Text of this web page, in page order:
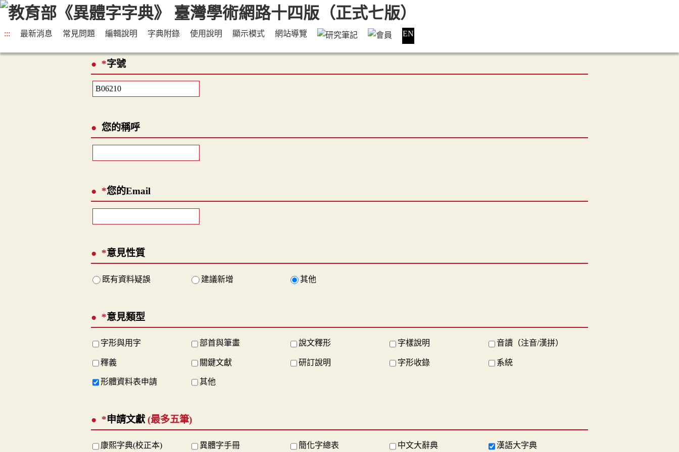
::: 最新消息 常見問題 編輯說明 字典附錄 使用說明 顯示模式 網站導覽 EN
*字號
您的稱呼
*您的Email
*意見性質
既有資料疑誤 建議新增 其他
*意見類型
字形與用字 部首與筆畫 說文釋形 字樣說明 音讀（注音/漢拼）
釋義 關鍵文獻 研訂說明 字形收錄 系統
形體資料表申請 其他
*申請文獻 (最多五筆)
康熙字典(校正本) 異體字手冊 簡化字總表 中文大辭典 漢語大字典